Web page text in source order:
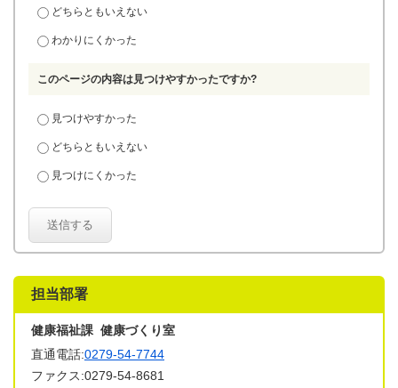
どちらともいえない
わかりにくかった
このページの内容は見つけやすかったですか?
見つけやすかった
どちらともいえない
見つけにくかった
送信する
担当部署
健康福祉課 健康づくり室
直通電話:0279-54-7744
ファクス:0279-54-8681